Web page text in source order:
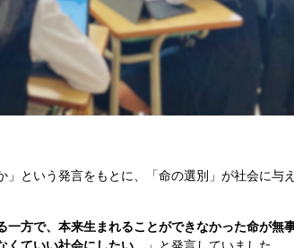
という発言をもとに、「命の選別」が社会に与
方で、本来生まれることができなかった命が無